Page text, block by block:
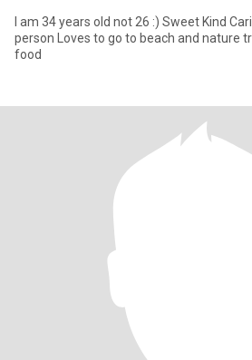
I am 34 years old not 26 :) Sweet Kind Caring Happy go lucky
person Loves to go to beach and nature
food